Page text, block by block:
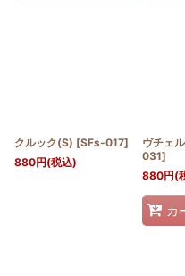
クルック(S) [SFs-017]
880円(税込)
ヴチェ
031]
880円(
カ